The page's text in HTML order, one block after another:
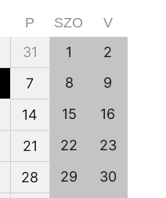
P SZO V
31 1
2
7 8
9
14 15
16
21 22
23
28 29
30